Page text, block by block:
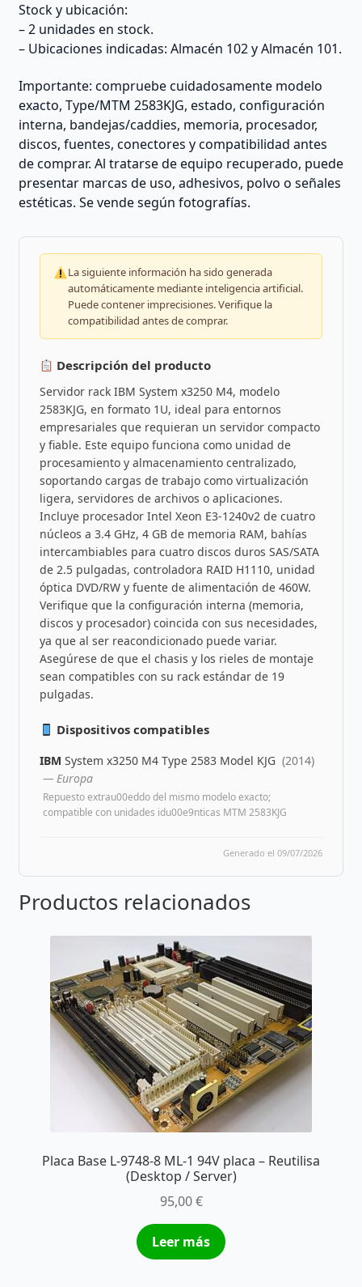
Stock y ubicación:
– 2 unidades en stock.
– Ubicaciones indicadas: Almacén 102 y Almacén 101.
Importante: compruebe cuidadosamente modelo
exacto, Type/MTM 2583KJG, estado, configuración
interna, bandejas/caddies, memoria, procesador,
discos, fuentes, conectores y compatibilidad antes
de comprar. Al tratarse de equipo recuperado, puede
presentar marcas de uso, adhesivos, polvo o señales
estéticas. Se vende según fotografías.
La siguiente información ha sido generada
automáticamente mediante inteligencia artificial.
Puede contener imprecisiones. Verifique la
compatibilidad antes de comprar.
Descripción del producto
Servidor rack IBM System x3250 M4, modelo
2583KJG, en formato 1U, ideal para entornos
empresariales que requieran un servidor compacto
y fiable. Este equipo funciona como unidad de
procesamiento y almacenamiento centralizado,
soportando cargas de trabajo como virtualización
ligera, servidores de archivos o aplicaciones.
Incluye procesador Intel Xeon E3-1240v2 de cuatro
núcleos a 3.4 GHz, 4 GB de memoria RAM, bahías
intercambiables para cuatro discos duros SAS/SATA
de 2.5 pulgadas, controladora RAID H1110, unidad
óptica DVD/RW y fuente de alimentación de 460W.
Verifique que la configuración interna (memoria,
discos y procesador) coincida con sus necesidades,
ya que al ser reacondicionado puede variar.
Asegúrese de que el chasis y los rieles de montaje
sean compatibles con su rack estándar de 19
pulgadas.
Dispositivos compatibles
IBM System x3250 M4 Type 2583 Model KJG (2014)
— Europa
Repuesto extrau00eddo del mismo modelo exacto;
compatible con unidades idu00e9nticas MTM 2583KJG
Generado el 09/07/2026
Productos relacionados
Placa Base L-9748-8 ML-1 94V placa – Reutilisa
(Desktop / Server)
95,00€
Leer más